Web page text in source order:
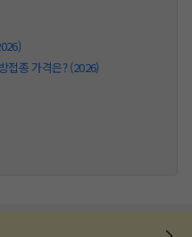
접종 가격은? (2026)